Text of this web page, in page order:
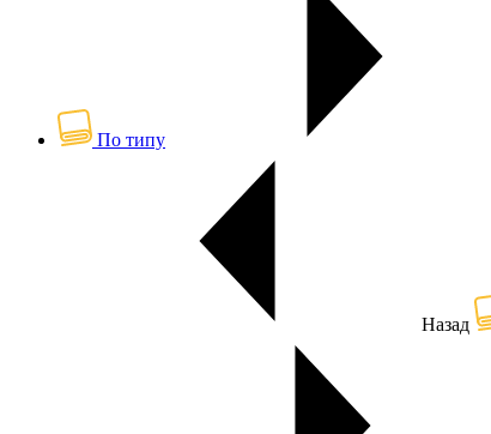
По типу
Назад